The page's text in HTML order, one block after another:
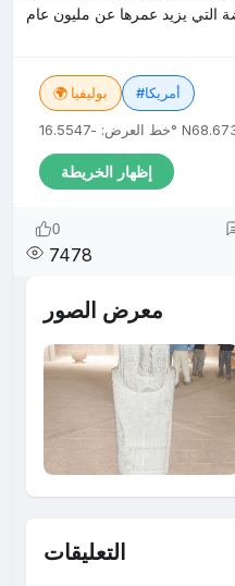
🌍 بوليفيا #أمريكا
خط العرض: -16.5547° N
إظهار الخريطة
0
7478
معرض الصور
التعليقات